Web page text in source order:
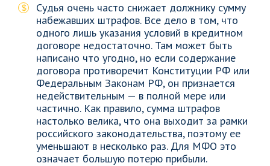
Судья очень часто снижает должнику сумму
набежавших штрафов. Все дело в том, что
одного лишь указания условий в кредитном
договоре недостаточно. Там может быть
написано что угодно, но если содержание
договора противоречит Конституции РФ или
Федеральным Законам РФ, он признается
недействительным — в полной мере или
частично. Как правило, сумма штрафов
настолько велика, что она выходит за рамки
российского законодательства, поэтому ее
уменьшают в несколько раз. Для МФО это
означает большую потерю прибыли.